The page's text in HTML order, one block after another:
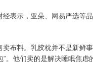
表示，亚朵、网易严选等
布料。乳胶枕并不是新鲜
。他们卖的是解决睡眠焦虑